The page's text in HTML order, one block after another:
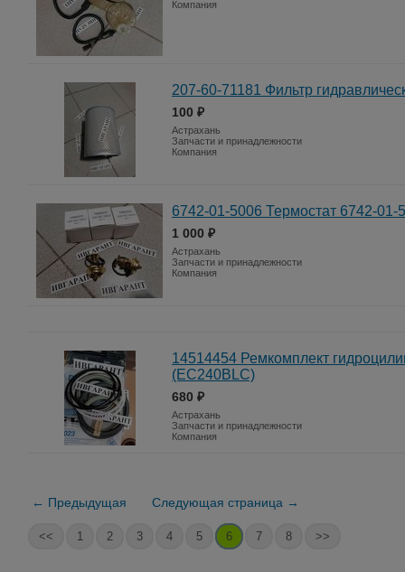
Компания
207-60-71181 Фильтр
100 ₽
Астрахань
Запчасти и принадлежности
Компания
6742-01-5006 Термостат 6742-
1 000 ₽
Астрахань
Запчасти и принадлежности
Компания
14514454 Ремкомплект
(EC240BLC)
680 ₽
Астрахань
Запчасти и принадлежности
Компания
← Предыдущая Следующая страница →
<< 1 2 3 4 5 6 7 8 >>